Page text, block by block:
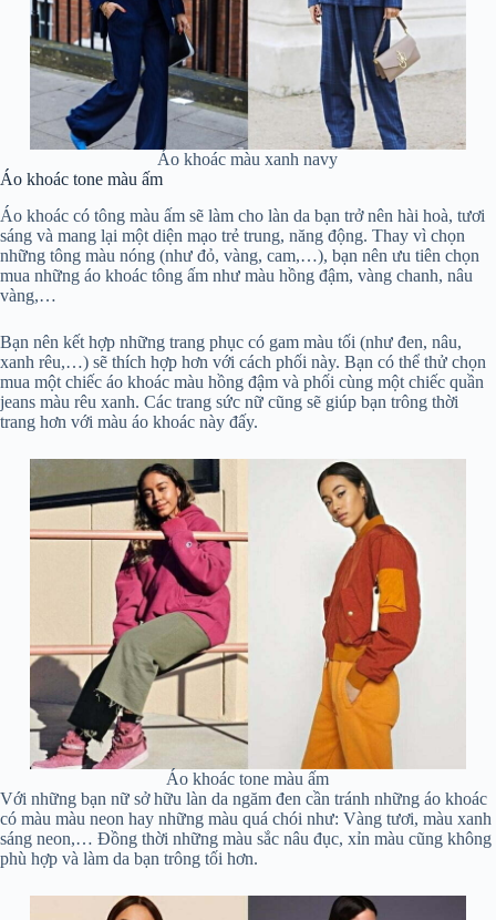
Áo khoác màu xanh navy
Áo khoác tone màu ấm
Áo khoác có tông màu ấm sẽ làm cho làn da bạn trở nên hài hoà, tươi
sáng và mang lại một diện mạo trẻ trung, năng động. Thay vì chọn
những tông màu nóng (như đỏ, vàng, cam,…), bạn nên ưu tiên chọn
mua những áo khoác tông ấm như màu hồng đậm, vàng chanh, nâu
vàng,…
Bạn nên kết hợp những trang phục có gam màu tối (như đen, nâu,
xanh rêu,…) sẽ thích hợp hơn với cách phối này. Bạn có thể thử chọn
mua một chiếc áo khoác màu hồng đậm và phối cùng một chiếc quần
jeans màu rêu xanh. Các trang sức nữ cũng sẽ giúp bạn trông thời
trang hơn với màu áo khoác này đấy.
Áo khoác tone màu ấm
Với những bạn nữ sở hữu làn da ngăm đen cần tránh những áo khoác
có màu màu neon hay những màu quá chói như: Vàng tươi, màu xanh
sáng neon,… Đồng thời những màu sắc nâu đục, xỉn màu cũng không
phù hợp và làm da bạn trông tối hơn.